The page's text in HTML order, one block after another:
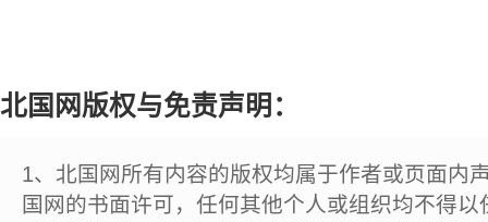
北国网版权与免责声明：
1、北国网所有内容的版权均属于作者或页面内
国网的书面许可，任何其他个人或组织均不得